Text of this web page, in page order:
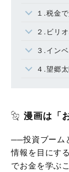
１.税金
２.ビリ
３.イン
４.望郷
漫画は「
──投資ブーム
情報を目にす
でお金を学ぶ